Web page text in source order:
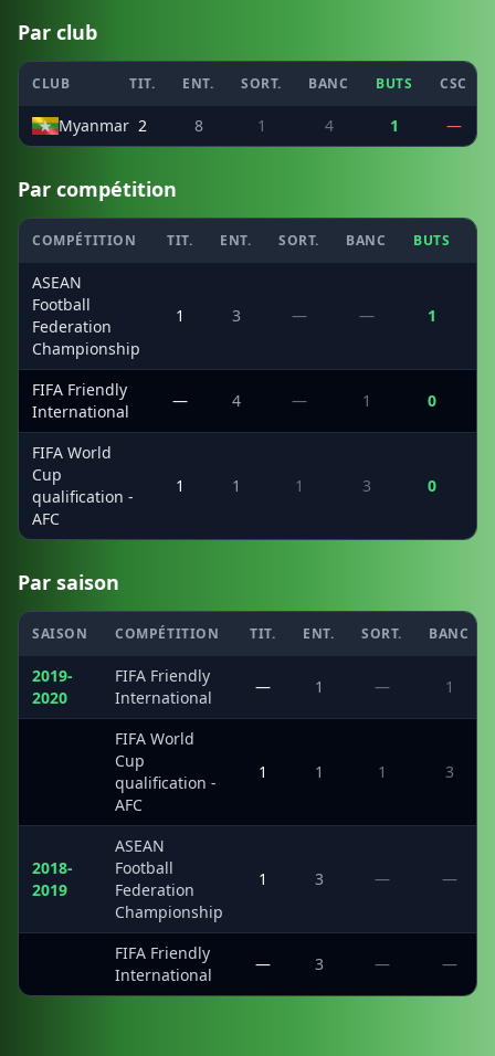
Par club
CLUB TIT. ENT. SORT. BANC BUTS CSC
Myanmar 2 8 1 4 1 —
Par compétition
COMPÉTITION TIT. ENT. SORT. BANC BUTS
ASEAN
Football
Federation
Championship
1 3 — — 1
FIFA Friendly
International
— 4 — 1 0
FIFA World
Cup
qualification -
AFC
1 1 1 3 0
Par saison
SAISON COMPÉTITION TIT. ENT. SORT. BANC
2019-
2020
FIFA Friendly
International
— 1 — 1
FIFA World
Cup
qualification -
AFC
1 1 1 3
2018-
2019
ASEAN
Football
Federation
Championship
1 3 — —
FIFA Friendly
International
— 3 — —